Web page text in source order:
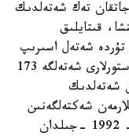
تەك شەتەلدىك
قىتايلىق
تۇردە شەتەل اسىرىپ
جاتىر. ايتالىق، 2024 -جىلى قىتاي ينۆەستورلارى شەتەلگە 173
شەتەلدىك
45 ميلليارد دوللارمەن شەكتەلگەنىن
رەسمي ستاتيستيكا كورسەتىپ وتىر. بۇل - 1992 -جىلدان